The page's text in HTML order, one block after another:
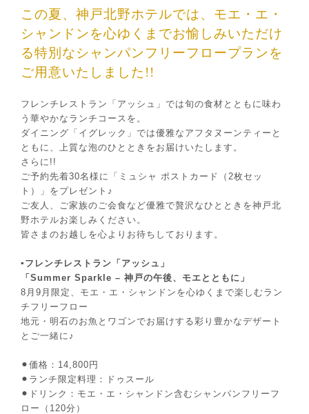
この夏、神戸北野ホテルでは、モエ・エ・
シャンドンを心ゆくまでお愉しみいただけ
る特別なシャンパンフリーフロープランを
ご用意いたしました!!
フレンチレストラン「アッシュ」では旬の食材とともに味わ
う華やかなランチコースを。
ダイニング「イグレック」では優雅なアフタヌーンティーと
ともに、上質な泡のひとときをお届けいたします。
さらに!!
ご予約先着30名様に「ミュシャ ポストカード（2枚セッ
ト）」をプレゼント♪
ご友人、ご家族のご会食など優雅で贅沢なひとときを神戸北
野ホテルお楽しみください。
皆さまのお越しを心よりお待ちしております。
▪️フレンチレストラン「アッシュ」
「Summer Sparkle – 神戸の午後、モエとともに」
8月9月限定、モエ・エ・シャンドンを心ゆくまで楽しむラン
チフリーフロー
地元・明石のお魚とワゴンでお届けする彩り豊かなデザート
とご一緒に♪
⚫︎価格：14,800円
⚫︎ランチ限定料理：ドゥスール
⚫︎ドリンク：モエ・エ・シャンドン含むシャンパンフリーフ
ロー（120分）